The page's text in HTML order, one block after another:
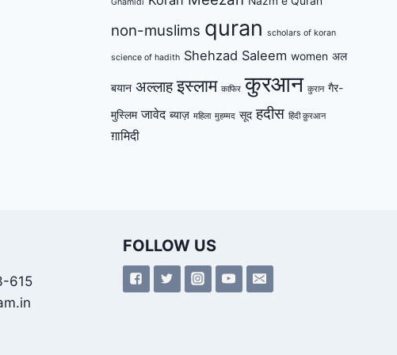
non-muslims quran scholars of koran
science of hadith Shehzad Saleem women अल
बयान अल्लाह इस्लाम काफिर कुरआन कुरान गैर-
मुस्लिम जावेद ब्याज़ महिला मुहम्मद सूद हदीस हिंदी क़ुरआन
ग़ामिदी
615
FOLLOW US